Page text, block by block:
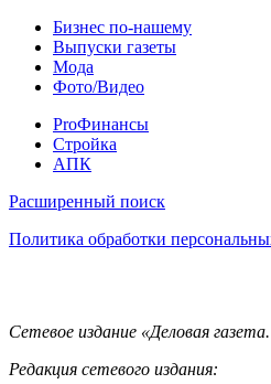
Разное
Бизнес по-нашему
Выпуски газеты
Мода
Фото/Видео
Pro
ProФинансы
Стройка
АПК
Информация
Расширенный поиск
Политика обработки
Контакты
Сетевое издание «Деловая
Редакция сетевого издания: